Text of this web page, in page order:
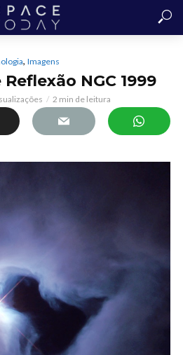
, Imagens
NGC 1999
2 min de leitura